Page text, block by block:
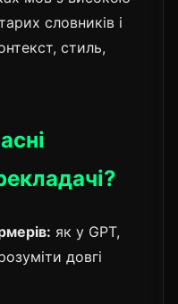
словників і
стиль,
як у GPT,
довгі